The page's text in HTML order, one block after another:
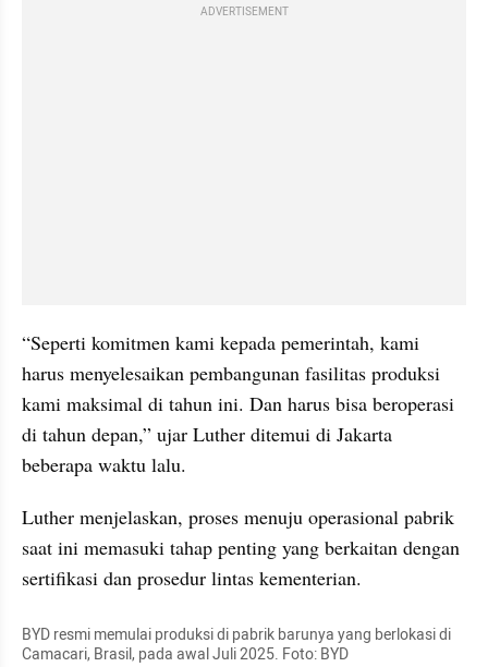
ADVERTISEMENT
“Seperti komitmen kami kepada pemerintah, kami
harus menyelesaikan pembangunan fasilitas produksi
kami maksimal di tahun ini. Dan harus bisa beroperasi
di tahun depan,” ujar Luther ditemui di Jakarta
beberapa waktu lalu.
Luther menjelaskan, proses menuju operasional pabrik
saat ini memasuki tahap penting yang berkaitan dengan
sertifikasi dan prosedur lintas kementerian.
BYD resmi memulai produksi di pabrik barunya yang berlokasi di
Camacari, Brasil, pada awal Juli 2025. Foto: BYD